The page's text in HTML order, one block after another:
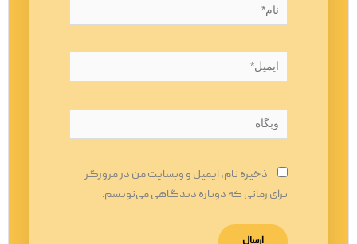
ایمیل*
وبگاه
ذخیره نام، ایمیل و وبسایت من در مرورگر
برای زمانی که دوباره دیدگاهی می‌نویسم.